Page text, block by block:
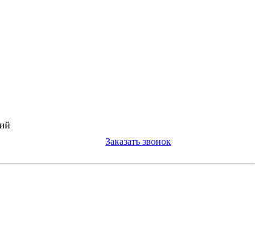
Заказать звонок